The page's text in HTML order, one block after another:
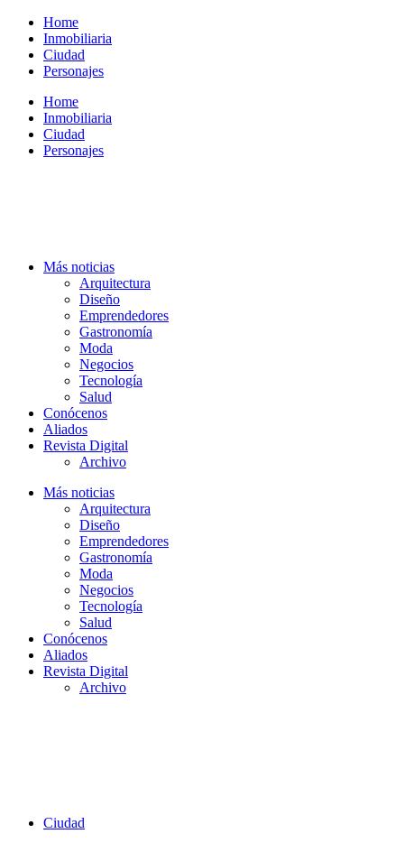
contenido
Home
Inmobiliaria
Ciudad
Personajes
Home
Inmobiliaria
Ciudad
Personajes
Más noticias
Arquitectura
Diseño
Emprendedores
Gastronomía
Moda
Negocios
Tecnología
Salud
Conócenos
Aliados
Revista Digital
Archivo
Más noticias
Arquitectura
Diseño
Emprendedores
Gastronomía
Moda
Negocios
Tecnología
Salud
Conócenos
Aliados
Revista Digital
Archivo
Ciudad